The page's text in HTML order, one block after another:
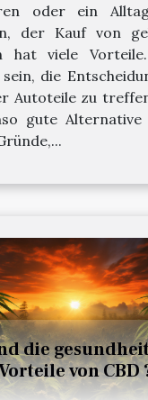
oder ein
der Kauf von
hat viele
die
Autoteile zu
gute
die
von CBD